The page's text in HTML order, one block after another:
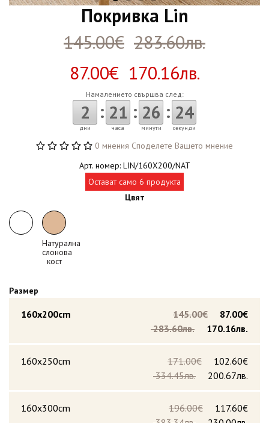
Покривка Lin
145.00€ 283.60лв.
87.00€ 170.16лв.
Намалението свършва след:
2
дни
: 21
часа
: 26
минути
: 24
секунди
0 мнения Споделете Вашето мнение
Арт. номер: LIN/160X200/NAT
Остават само 6 продукта
Цвят
Натурална
слонова
кост
Размер
160x200cm 87.00€
145.00€
170.16лв.
283.60лв.
160x250cm 102.60€
171.00€
200.67лв.
334.45лв.
160x300cm 117.60€
196.00€